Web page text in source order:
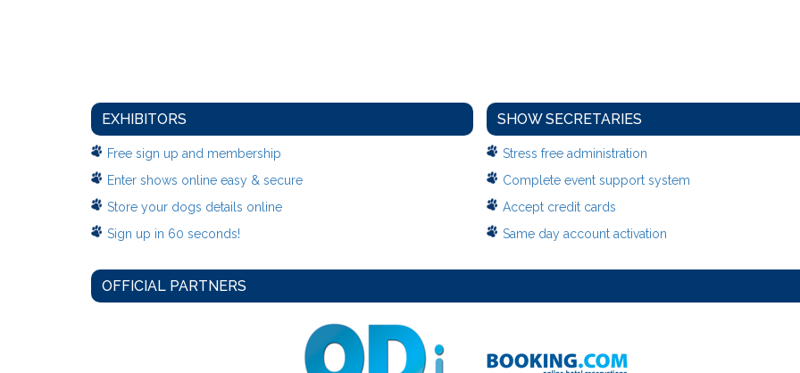
EXHIBITORS
Free sign up and membership
Enter shows online easy & secure
Store your dogs details online
Sign up in 60 seconds!
SHOW SECRETARIES
Stress free administration
Complete event support system
Accept credit cards
Same day account activation
OFFICIAL PARTNERS